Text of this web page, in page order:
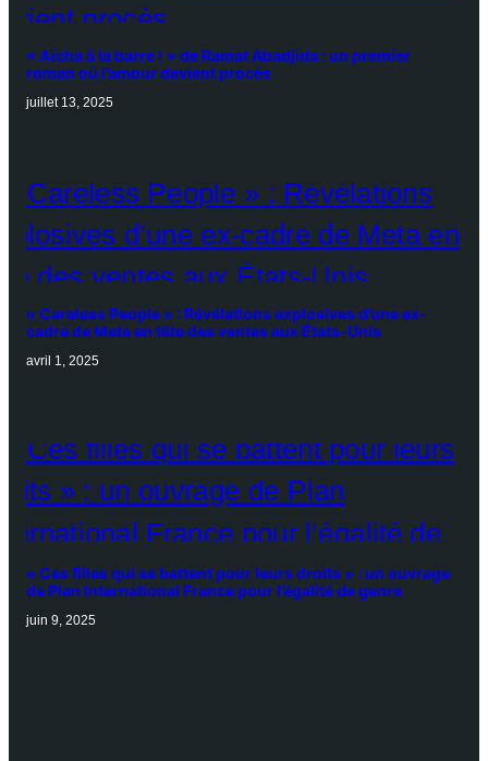
« Aïcha à la barre ! » de Ramat Abadjida : un premier
roman où l’amour devient procès
juillet 13, 2025
« Careless People » : Révélations explosives d’une ex-
cadre de Meta en tête des ventes aux États-Unis
avril 1, 2025
« Ces filles qui se battent pour leurs droits » : un ouvrage
de Plan International France pour l’égalité de genre
juin 9, 2025